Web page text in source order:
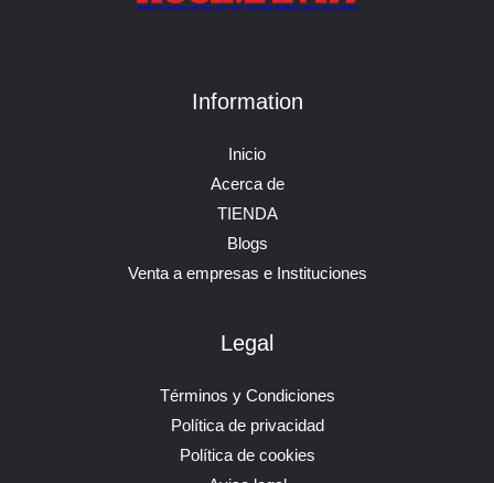
Information
Inicio
Acerca de
TIENDA
Blogs
Venta a empresas e Instituciones
Legal
Términos y Condiciones
Política de privacidad
Política de cookies